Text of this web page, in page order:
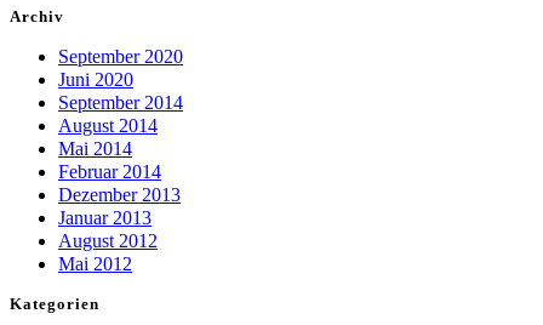
Archiv
September 2020
Juni 2020
September 2014
August 2014
Mai 2014
Februar 2014
Dezember 2013
Januar 2013
August 2012
Mai 2012
Kategorien